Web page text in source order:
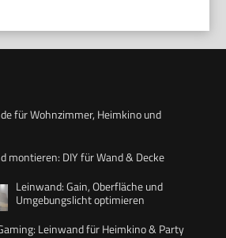
für Wohnzimmer, Heimkino und
montieren: DIY für Wand & Decke
Leinwand: Gain, Oberfläche und
Umgebungslicht optimieren
Leinwand für Heimkino & Party